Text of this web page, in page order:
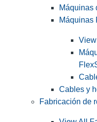
Máquinas
Máquinas
Cables y
Fabricación de